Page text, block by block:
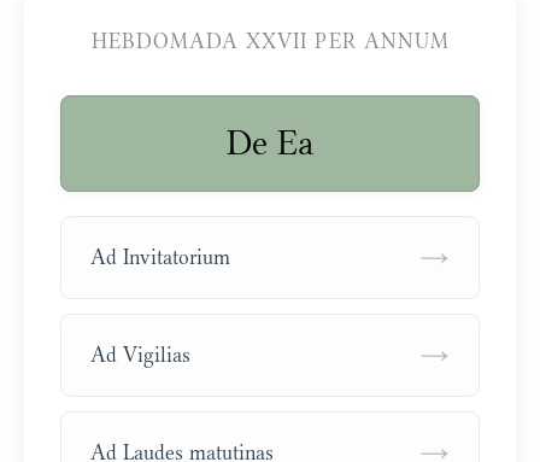
HEBDOMADA XXVII PER ANNUM
De Ea
Ad Invitatorium →
Ad Vigilias →
Ad Laudes matutinas →